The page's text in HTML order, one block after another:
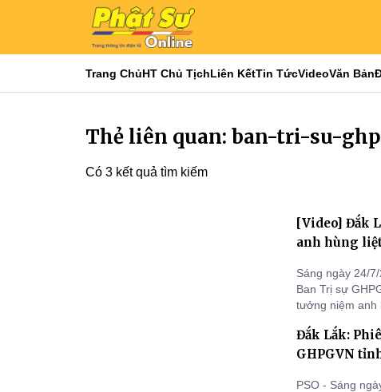
Trang ChủHT Chủ TịchLiên KếtTin TứcVideoVăn Bản
Thẻ liên quan: ban-tri-su-
Có 3 kết quả tìm kiếm
[Video] Đắk
anh hùng
Sáng ngày 24/
Ban Trị sự
tưởng niệm anh
Đắk Lắk:
GHPGVN
PSO - Sáng